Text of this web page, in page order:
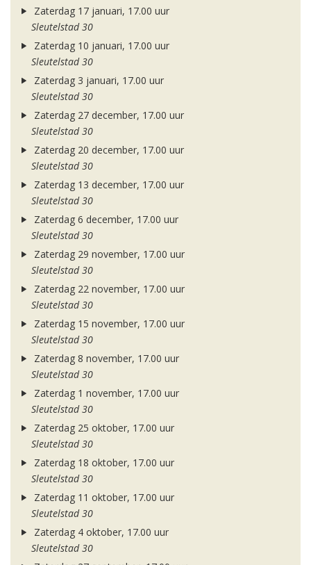
Zaterdag 17 januari, 17.00 uur
Sleutelstad 30
Zaterdag 10 januari, 17.00 uur
Sleutelstad 30
Zaterdag 3 januari, 17.00 uur
Sleutelstad 30
Zaterdag 27 december, 17.00 uur
Sleutelstad 30
Zaterdag 20 december, 17.00 uur
Sleutelstad 30
Zaterdag 13 december, 17.00 uur
Sleutelstad 30
Zaterdag 6 december, 17.00 uur
Sleutelstad 30
Zaterdag 29 november, 17.00 uur
Sleutelstad 30
Zaterdag 22 november, 17.00 uur
Sleutelstad 30
Zaterdag 15 november, 17.00 uur
Sleutelstad 30
Zaterdag 8 november, 17.00 uur
Sleutelstad 30
Zaterdag 1 november, 17.00 uur
Sleutelstad 30
Zaterdag 25 oktober, 17.00 uur
Sleutelstad 30
Zaterdag 18 oktober, 17.00 uur
Sleutelstad 30
Zaterdag 11 oktober, 17.00 uur
Sleutelstad 30
Zaterdag 4 oktober, 17.00 uur
Sleutelstad 30